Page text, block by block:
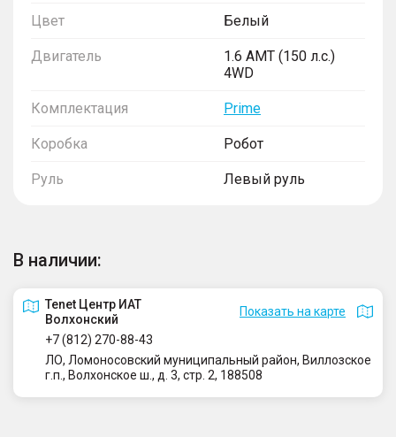
Цвет Белый
Двигатель
1.6 AMT (150 л.с.)
4WD
Комплектация Prime
Коробка Робот
Руль Левый руль
В наличии:
Tenet Центр ИАТ
Волхонский
Показать на карте
+7 (812) 270-88-43
ЛО, Ломоносовский муниципальный район, Виллозское
г.п., Волхонское ш., д. 3, стр. 2, 188508